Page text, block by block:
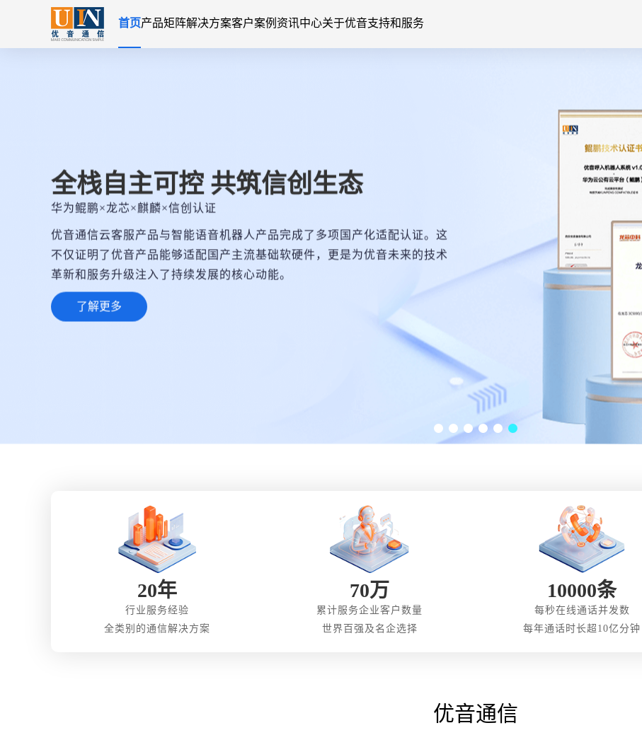
首页产品矩阵解决方案客户案例 资讯中心关于优音支持和服务
全栈自主可控 共筑信创生态
华为鲲鹏×龙芯×麒麟×信创认证
优音通信云客服产品与智能语音机器人产品完成了多项国产化适配认证。这
不仅证明了优音产品能够适配国产主流基础软硬件，更是为优音未来的技术
革新和服务升级注入了持续发展的核心动能。
了解更多
20年
行业服务经验
全类别的通信解决方案
70万
累计服务企业客户数量
世界百强及名企选择
10000条
每秒在线通话并发数
每年通话时长超10亿分钟
优音通信